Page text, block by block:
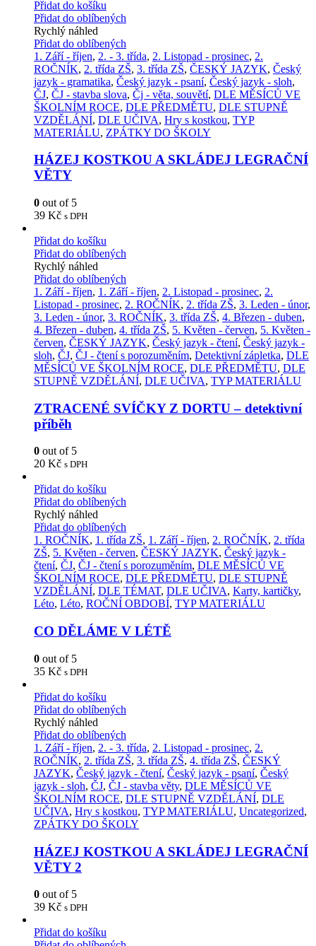
Přidat do košíku
Přidat do oblíbených
Rychlý náhled
Přidat do oblíbených
1. Září - říjen, 2. - 3. třída, 2. Listopad - prosinec, 2.
ROČNÍK, 2. třída ZŠ, 3. třída ZŠ, ČESKÝ JAZYK, Český
jazyk - gramatika, Český jazyk - psaní, Český jazyk - sloh,
ČJ, ČJ - stavba slova, Čj - věta, souvětí, DLE MĚSÍCŮ VE
ŠKOLNÍM ROCE, DLE PŘEDMĚTU, DLE STUPNĚ
VZDĚLÁNÍ, DLE UČIVA, Hry s kostkou, TYP
MATERIÁLU, ZPÁTKY DO ŠKOLY
HÁZEJ KOSTKOU A SKLÁDEJ LEGRAČNÍ
VĚTY
0 out of 5
39 Kč s DPH
Přidat do košíku
Přidat do oblíbených
Rychlý náhled
Přidat do oblíbených
1. Září - říjen, 1. Září - říjen, 2. Listopad - prosinec, 2.
Listopad - prosinec, 2. ROČNÍK, 2. třída ZŠ, 3. Leden - únor,
3. Leden - únor, 3. ROČNÍK, 3. třída ZŠ, 4. Březen - duben,
4. Březen - duben, 4. třída ZŠ, 5. Květen - červen, 5. Květen -
červen, ČESKÝ JAZYK, Český jazyk - čtení, Český jazyk -
sloh, ČJ, ČJ - čtení s porozuměním, Detektivní zápletka, DLE
MĚSÍCŮ VE ŠKOLNÍM ROCE, DLE PŘEDMĚTU, DLE
STUPNĚ VZDĚLÁNÍ, DLE UČIVA, TYP MATERIÁLU
ZTRACENÉ SVÍČKY Z DORTU – detektivní
příběh
0 out of 5
20 Kč s DPH
Přidat do košíku
Přidat do oblíbených
Rychlý náhled
Přidat do oblíbených
1. ROČNÍK, 1. třída ZŠ, 1. Září - říjen, 2. ROČNÍK, 2. třída
ZŠ, 5. Květen - červen, ČESKÝ JAZYK, Český jazyk -
čtení, ČJ, ČJ - čtení s porozuměním, DLE MĚSÍCŮ VE
ŠKOLNÍM ROCE, DLE PŘEDMĚTU, DLE STUPNĚ
VZDĚLÁNÍ, DLE TÉMAT, DLE UČIVA, Karty, kartičky,
Léto, Léto, ROČNÍ OBDOBÍ, TYP MATERIÁLU
CO DĚLÁME V LÉTĚ
0 out of 5
35 Kč s DPH
Přidat do košíku
Přidat do oblíbených
Rychlý náhled
Přidat do oblíbených
1. Září - říjen, 2. - 3. třída, 2. Listopad - prosinec, 2.
ROČNÍK, 2. třída ZŠ, 3. třída ZŠ, 4. třída ZŠ, ČESKÝ
JAZYK, Český jazyk - čtení, Český jazyk - psaní, Český
jazyk - sloh, ČJ, ČJ - stavba věty, DLE MĚSÍCŮ VE
ŠKOLNÍM ROCE, DLE STUPNĚ VZDĚLÁNÍ, DLE
UČIVA, Hry s kostkou, TYP MATERIÁLU, Uncategorized,
ZPÁTKY DO ŠKOLY
HÁZEJ KOSTKOU A SKLÁDEJ LEGRAČNÍ
VĚTY 2
0 out of 5
39 Kč s DPH
Přidat do košíku